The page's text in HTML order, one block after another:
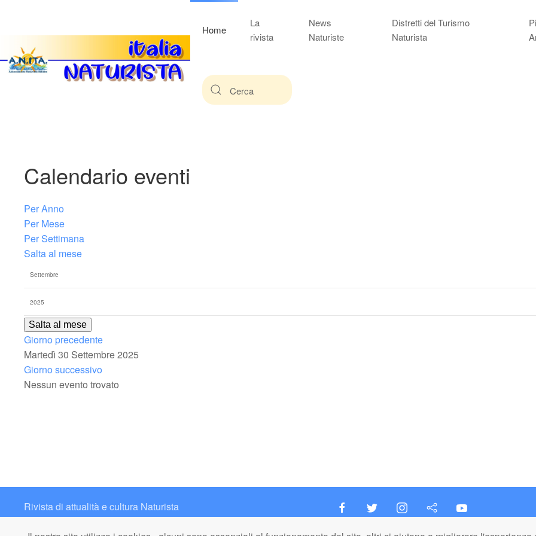
Home
La
rivista
News
Naturiste
Distretti del Turismo
Naturista
Calendario eventi
Per Anno
Per Mese
Per Settimana
Salta al mese
Salta al mese
Giorno precedente
Martedì 30 Settembre 2025
Giorno successivo
Nessun evento trovato
Rivista di attualità e cultura Naturista
Contatto: redazione@italianaturista.it